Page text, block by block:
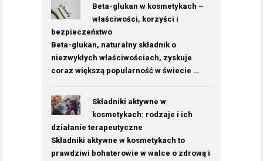
Beta-glukan w kosmetykach –
właściwości, korzyści i
bezpieczeństwo
Beta-glukan, naturalny składnik o
niezwykłych właściwościach, zyskuje
coraz większą popularność w świecie …
Składniki aktywne w
kosmetykach: rodzaje i ich
działanie terapeutyczne
Składniki aktywne w kosmetykach to
prawdziwi bohaterowie w walce o zdrową i